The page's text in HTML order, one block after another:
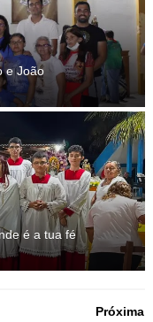
e João
é a tua fé
Próxima